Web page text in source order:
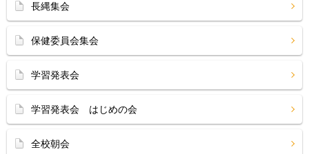
長縄集会
保健委員会集会
学習発表会
学習発表会 はじめの会
全校朝会